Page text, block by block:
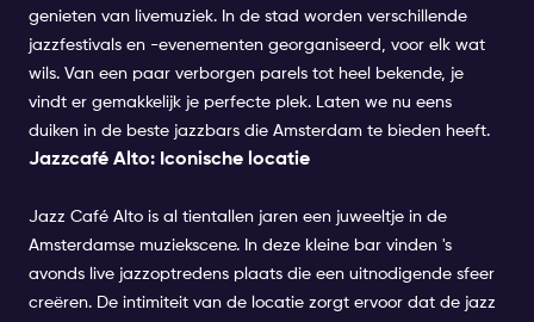
genieten van livemuziek. In de stad worden verschillende
jazzfestivals en -evenementen georganiseerd, voor elk wat
wils. Van een paar verborgen parels tot heel bekende, je
vindt er gemakkelijk je perfecte plek. Laten we nu eens
duiken in de beste jazzbars die Amsterdam te bieden heeft.
Jazzcafé Alto: Iconische locatie
Jazz Café Alto is al tientallen jaren een juweeltje in de
Amsterdamse muziekscene. In deze kleine bar vinden 's
avonds live jazzoptredens plaats die een uitnodigende sfeer
creëren. De intimiteit van de locatie zorgt ervoor dat de jazz